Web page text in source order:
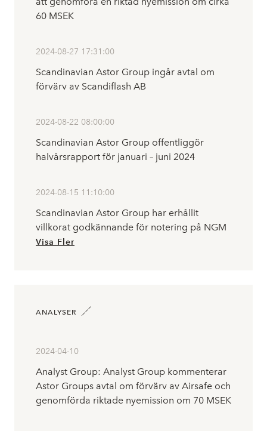
60 MSEK
2024-08-27 17:31:00
Scandinavian Astor Group ingår avtal om
förvärv av Scandiflash AB
2024-08-22 08:00:00
Scandinavian Astor Group offentliggör
halvårsrapport för januari – juni 2024
2024-08-15 11:10:00
Scandinavian Astor Group har erhållit
villkorat godkännande för notering på NGM
Visa Fler
ANALYSER
2024-04-10
Analyst Group: Analyst Group kommenterar
Astor Groups avtal om förvärv av Airsafe och
genomförda riktade nyemission om 70 MSEK